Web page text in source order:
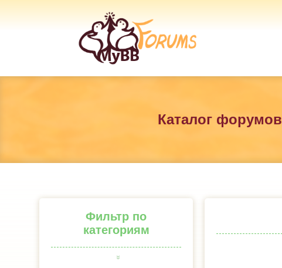
Каталог форумов
Фильтр по
категориям